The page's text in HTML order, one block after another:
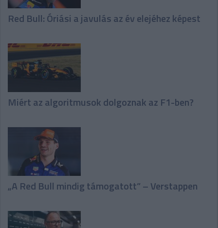
Red Bull: Óriási a javulás az év elejéhez képest
Miért az algoritmusok dolgoznak az F1-ben?
„A Red Bull mindig támogatott” – Verstappen